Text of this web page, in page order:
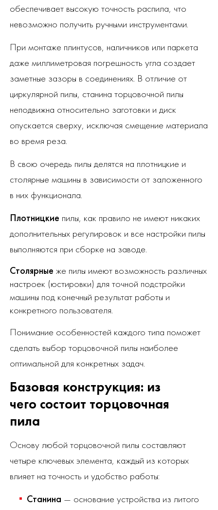
обеспечивает высокую точность распила, что
невозможно получить ручными инструментами.
При монтаже плинтусов, наличников или паркета
даже миллиметровая погрешность угла создает
заметные зазоры в соединениях. В отличие от
циркулярной пилы, станина торцовочной пилы
неподвижна относительно заготовки и диск
опускается сверху, исключая смещение материала
во время реза.
В свою очередь пилы делятся на плотницкие и
столярные машины в зависимости от заложенного
в них функционала.
Плотницкие пилы, как правило не имеют никаких
дополнительных регулировок и все настройки пилы
выполняются при сборке на заводе.
Столярные же пилы имеют возможность различных
настроек (юстировки) для точной подстройки
машины под конечный результат работы и
конкретного пользователя.
Понимание особенностей каждого типа поможет
сделать выбор торцовочной пилы наиболее
оптимальной для конкретных задач.
Базовая конструкция: из
чего состоит торцовочная
пила
Основу любой торцовочной пилы составляют
четыре ключевых элемента, каждый из которых
влияет на точность и удобство работы:
Станина — основание устройства из литого